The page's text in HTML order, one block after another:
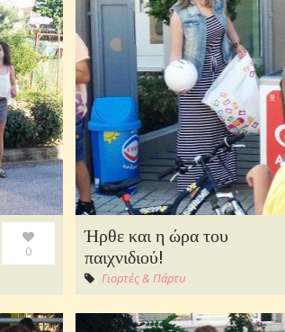
0
Ήρθε και η ώρα του
παιχνιδιού!
Γιορτές & Πάρτυ